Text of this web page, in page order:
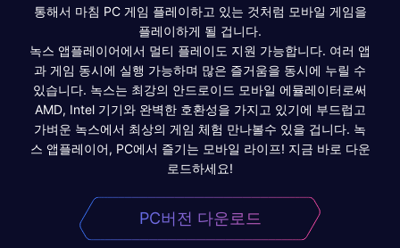
통해서 마침 PC 게임 플레이하고 있는 것처럼 모바일 게임을
플레이하게 될 겁니다.
녹스 앱플레이어에서 멀티 플레이도 지원 가능합니다. 여러 앱
과 게임 동시에 실행 가능하며 많은 즐거움을 동시에 누릴 수
있습니다. 녹스는 최강의 안드로이드 모바일 에뮬레이터로써
AMD, Intel 기기와 완벽한 호환성을 가지고 있기에 부드럽고
가벼운 녹스에서 최상의 게임 체험 만나볼수 있을 겁니다. 녹
스 앱플레이어, PC에서 즐기는 모바일 라이프! 지금 바로 다운
로드하세요!
PC버전 다운로드